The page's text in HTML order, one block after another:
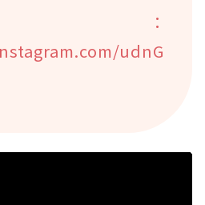
：
udnG